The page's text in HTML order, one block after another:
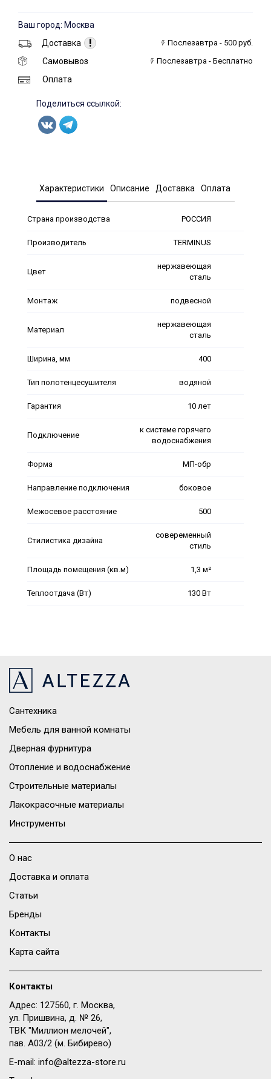
Ваш город: Москва
Доставка
! Послезавтра - 500 руб.
Самовывоз Послезавтра - Бесплатно
Оплата
Поделиться ссылкой:
Характеристики Описание Доставка Оплата
Страна производства РОССИЯ
Производитель TERMINUS
Цвет
нержавеющая
сталь
Монтаж подвесной
Материал
нержавеющая
сталь
Ширина, мм 400
Тип полотенцесушителя водяной
Гарантия 10 лет
Подключение
к системе горячего
водоснабжения
Форма МП-обр
Направление подключения боковое
Межосевое расстояние 500
Стилистика дизайна
совеременный
стиль
Площадь помещения (кв.м) 1,3 м²
Теплоотдача (Вт) 130 Вт
Сантехника
Мебель для ванной комнаты
Дверная фурнитура
Отопление и водоснабжение
Строительные материалы
Лакокрасочные материалы
Инструменты
О нас
Доставка и оплата
Статьи
Бренды
Контакты
Карта сайта
Контакты
Адрес: 127560, г. Москва,
ул. Пришвина, д. № 26,
ТВК "Миллион мелочей",
пав. A03/2 (м. Бибирево)
E-mail: info@altezza-store.ru